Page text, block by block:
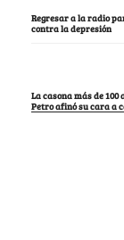
Regresar a la radio
contra la depresión
La casona más de
Petro afinó su cara a